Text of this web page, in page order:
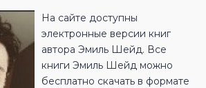
На сайте доступны
электронные версии книг
автора Эмиль Шейд. Все
книги Эмиль Шейд можно
бесплатно скачать в формате